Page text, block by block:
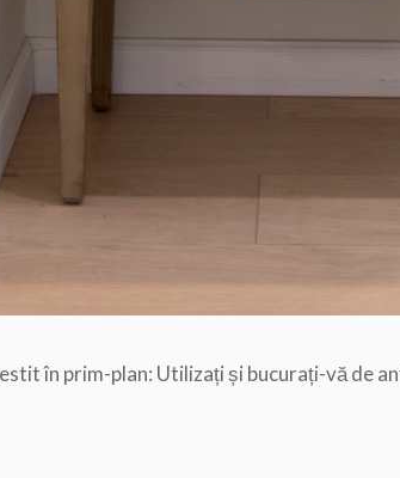
în prim-plan: Utilizați și bucurați-vă de